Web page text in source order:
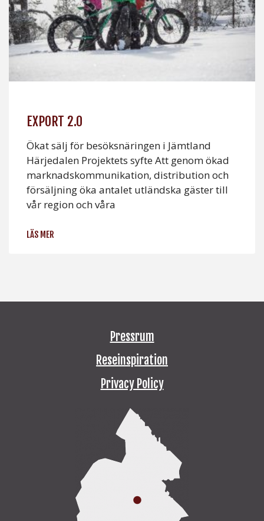
EXPORT 2.0
Ökat sälj för besöksnäringen i Jämtland
Härjedalen Projektets syfte Att genom ökad
marknadskommunikation, distribution och
försäljning öka antalet utländska gäster till
vår region och våra
LÄS MER
Pressrum
Reseinspiration
Privacy Policy